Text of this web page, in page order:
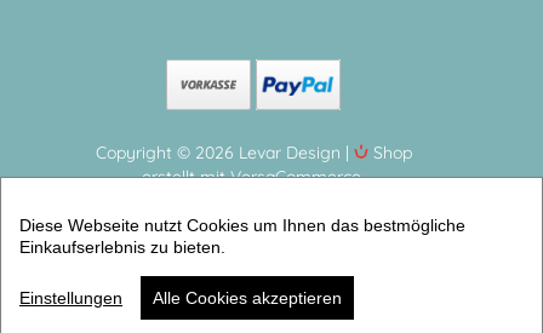
Copyright © 2026 Levar Design |
Shop
erstellt mit VersaCommerce.
- hochwertiger Druck auf Aquarellpapier
(Geburtsanzeigen dina 4) | Artikelnummer: 6338-8310-
3223 -4
Diese Webseite nutzt Cookies um Ihnen das bestmögliche
Einkaufserlebnis zu bieten.
Einstellungen Alle Cookies akzeptieren